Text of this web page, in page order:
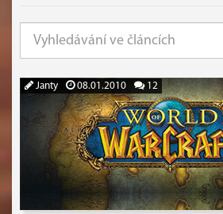
Janty 08.01.2010 12